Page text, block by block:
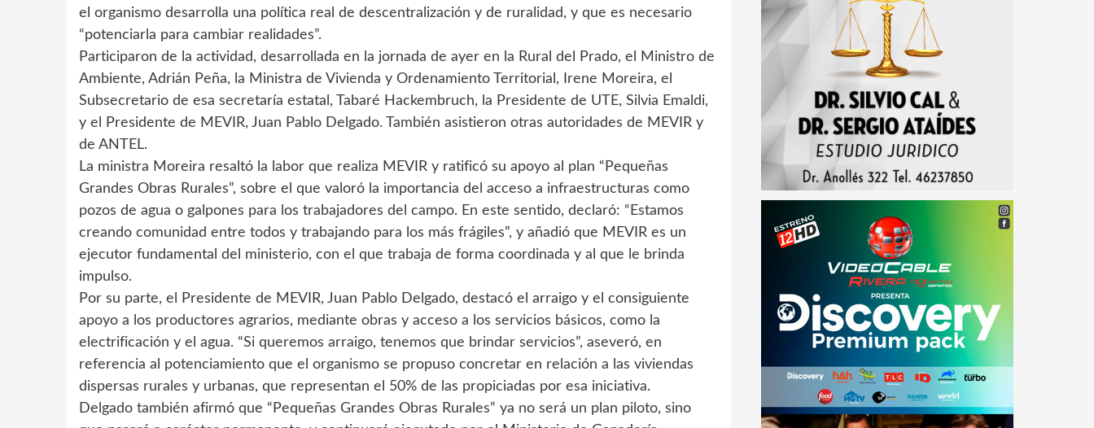
el organismo desarrolla una política real de descentralización y de ruralidad, y que es necesario
“potenciarla para cambiar realidades”.
Participaron de la actividad, desarrollada en la jornada de ayer en la Rural del Prado, el Ministro de
Ambiente, Adrián Peña, la Ministra de Vivienda y Ordenamiento Territorial, Irene Moreira, el
Subsecretario de esa secretaría estatal, Tabaré Hackembruch, la Presidente de UTE, Silvia Emaldi,
y el Presidente de MEVIR, Juan Pablo Delgado. También asistieron otras autoridades de MEVIR y
de ANTEL.
La ministra Moreira resaltó la labor que realiza MEVIR y ratificó su apoyo al plan “Pequeñas
Grandes Obras Rurales”, sobre el que valoró la importancia del acceso a infraestructuras como
pozos de agua o galpones para los trabajadores del campo. En este sentido, declaró: “Estamos
creando comunidad entre todos y trabajando para los más frágiles”, y añadió que MEVIR es un
ejecutor fundamental del ministerio, con el que trabaja de forma coordinada y al que le brinda
impulso.
Por su parte, el Presidente de MEVIR, Juan Pablo Delgado, destacó el arraigo y el consiguiente
apoyo a los productores agrarios, mediante obras y acceso a los servicios básicos, como la
electrificación y el agua. “Si queremos arraigo, tenemos que brindar servicios”, aseveró, en
referencia al potenciamiento que el organismo se propuso concretar en relación a las viviendas
dispersas rurales y urbanas, que representan el 50% de las propiciadas por esa iniciativa.
Delgado también afirmó que “Pequeñas Grandes Obras Rurales” ya no será un plan piloto, sino